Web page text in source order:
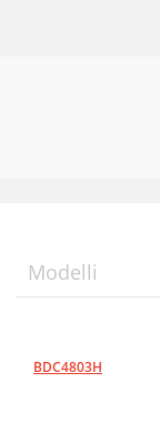
Modelli
BDC4803H